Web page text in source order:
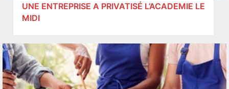
UNE ENTREPRISE A PRIVATISÉ L’ACADEMIE LE
MIDI